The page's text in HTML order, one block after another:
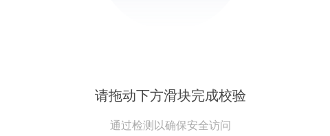
请拖动下方滑块完成校验
通过检测以确保安全访问